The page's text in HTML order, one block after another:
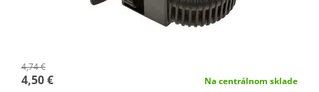
4,74 €
4,50 € Na centrálnom sklade